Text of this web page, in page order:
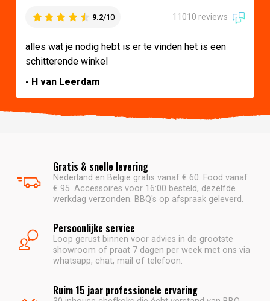
9.2/10 11010 reviews
alles wat je nodig hebt is er te vinden het is een
schitterende winkel
- H van Leerdam
Gratis & snelle levering
Nederland en België gratis vanaf € 60. Food vanaf
€ 95. Accessoires voor 16:00 besteld, dezelfde
werkdag verzonden. BBQ's op afspraak geleverd.
Persoonlijke service
Loop gerust binnen voor advies in de grootste
showroom of praat 7 dagen per week met ons via
whatsapp, chat, mail of telefoon.
Ruim 15 jaar professionele ervaring